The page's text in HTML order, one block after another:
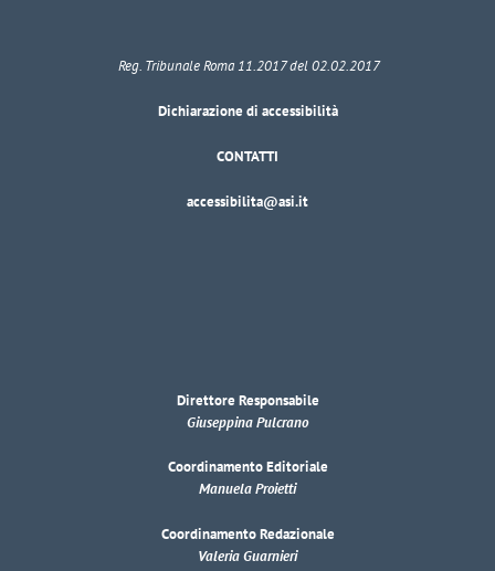
Reg. Tribunale Roma 11.2017 del 02.02.2017
Dichiarazione di accessibilità
CONTATTI
accessibilita@asi.it
Direttore Responsabile
Giuseppina Pulcrano
Coordinamento Editoriale
Manuela Proietti
Coordinamento Redazionale
Valeria Guarnieri